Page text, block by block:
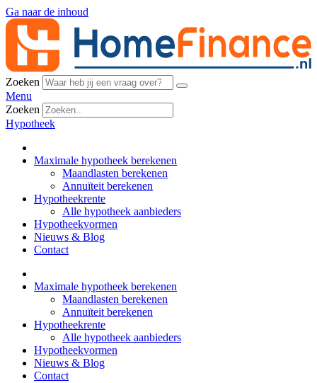
Ga naar de inhoud
Zoeken
Menu
Zoeken
Hypotheek
Maximale hypotheek berekenen
Maandlasten berekenen
Annuïteit berekenen
Hypotheekrente
Alle hypotheek aanbieders
Hypotheekvormen
Nieuws & Blog
Contact
Maximale hypotheek berekenen
Maandlasten berekenen
Annuïteit berekenen
Hypotheekrente
Alle hypotheek aanbieders
Hypotheekvormen
Nieuws & Blog
Contact